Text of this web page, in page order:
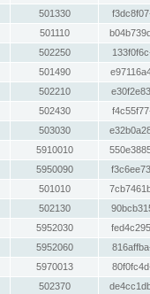
501330
501110
502250
501490
502210
502430
503030
5910010
5950090
501010
502130
5952030
5952060
5970013
502370